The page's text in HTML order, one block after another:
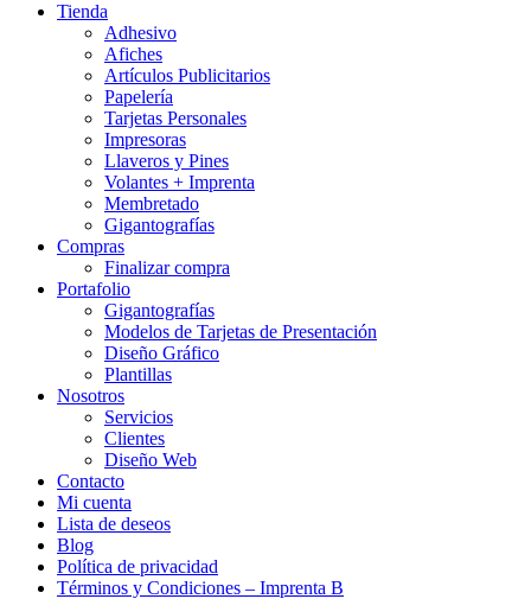
Tienda
Adhesivo
Afiches
Artículos Publicitarios
Papelería
Tarjetas Personales
Impresoras
Llaveros y Pines
Volantes + Imprenta
Membretado
Gigantografías
Compras
Finalizar compra
Portafolio
Gigantografías
Modelos de Tarjetas de Presentación
Diseño Gráfico
Plantillas
Nosotros
Servicios
Clientes
Diseño Web
Contacto
Mi cuenta
Lista de deseos
Blog
Política de privacidad
Términos y Condiciones – Imprenta B